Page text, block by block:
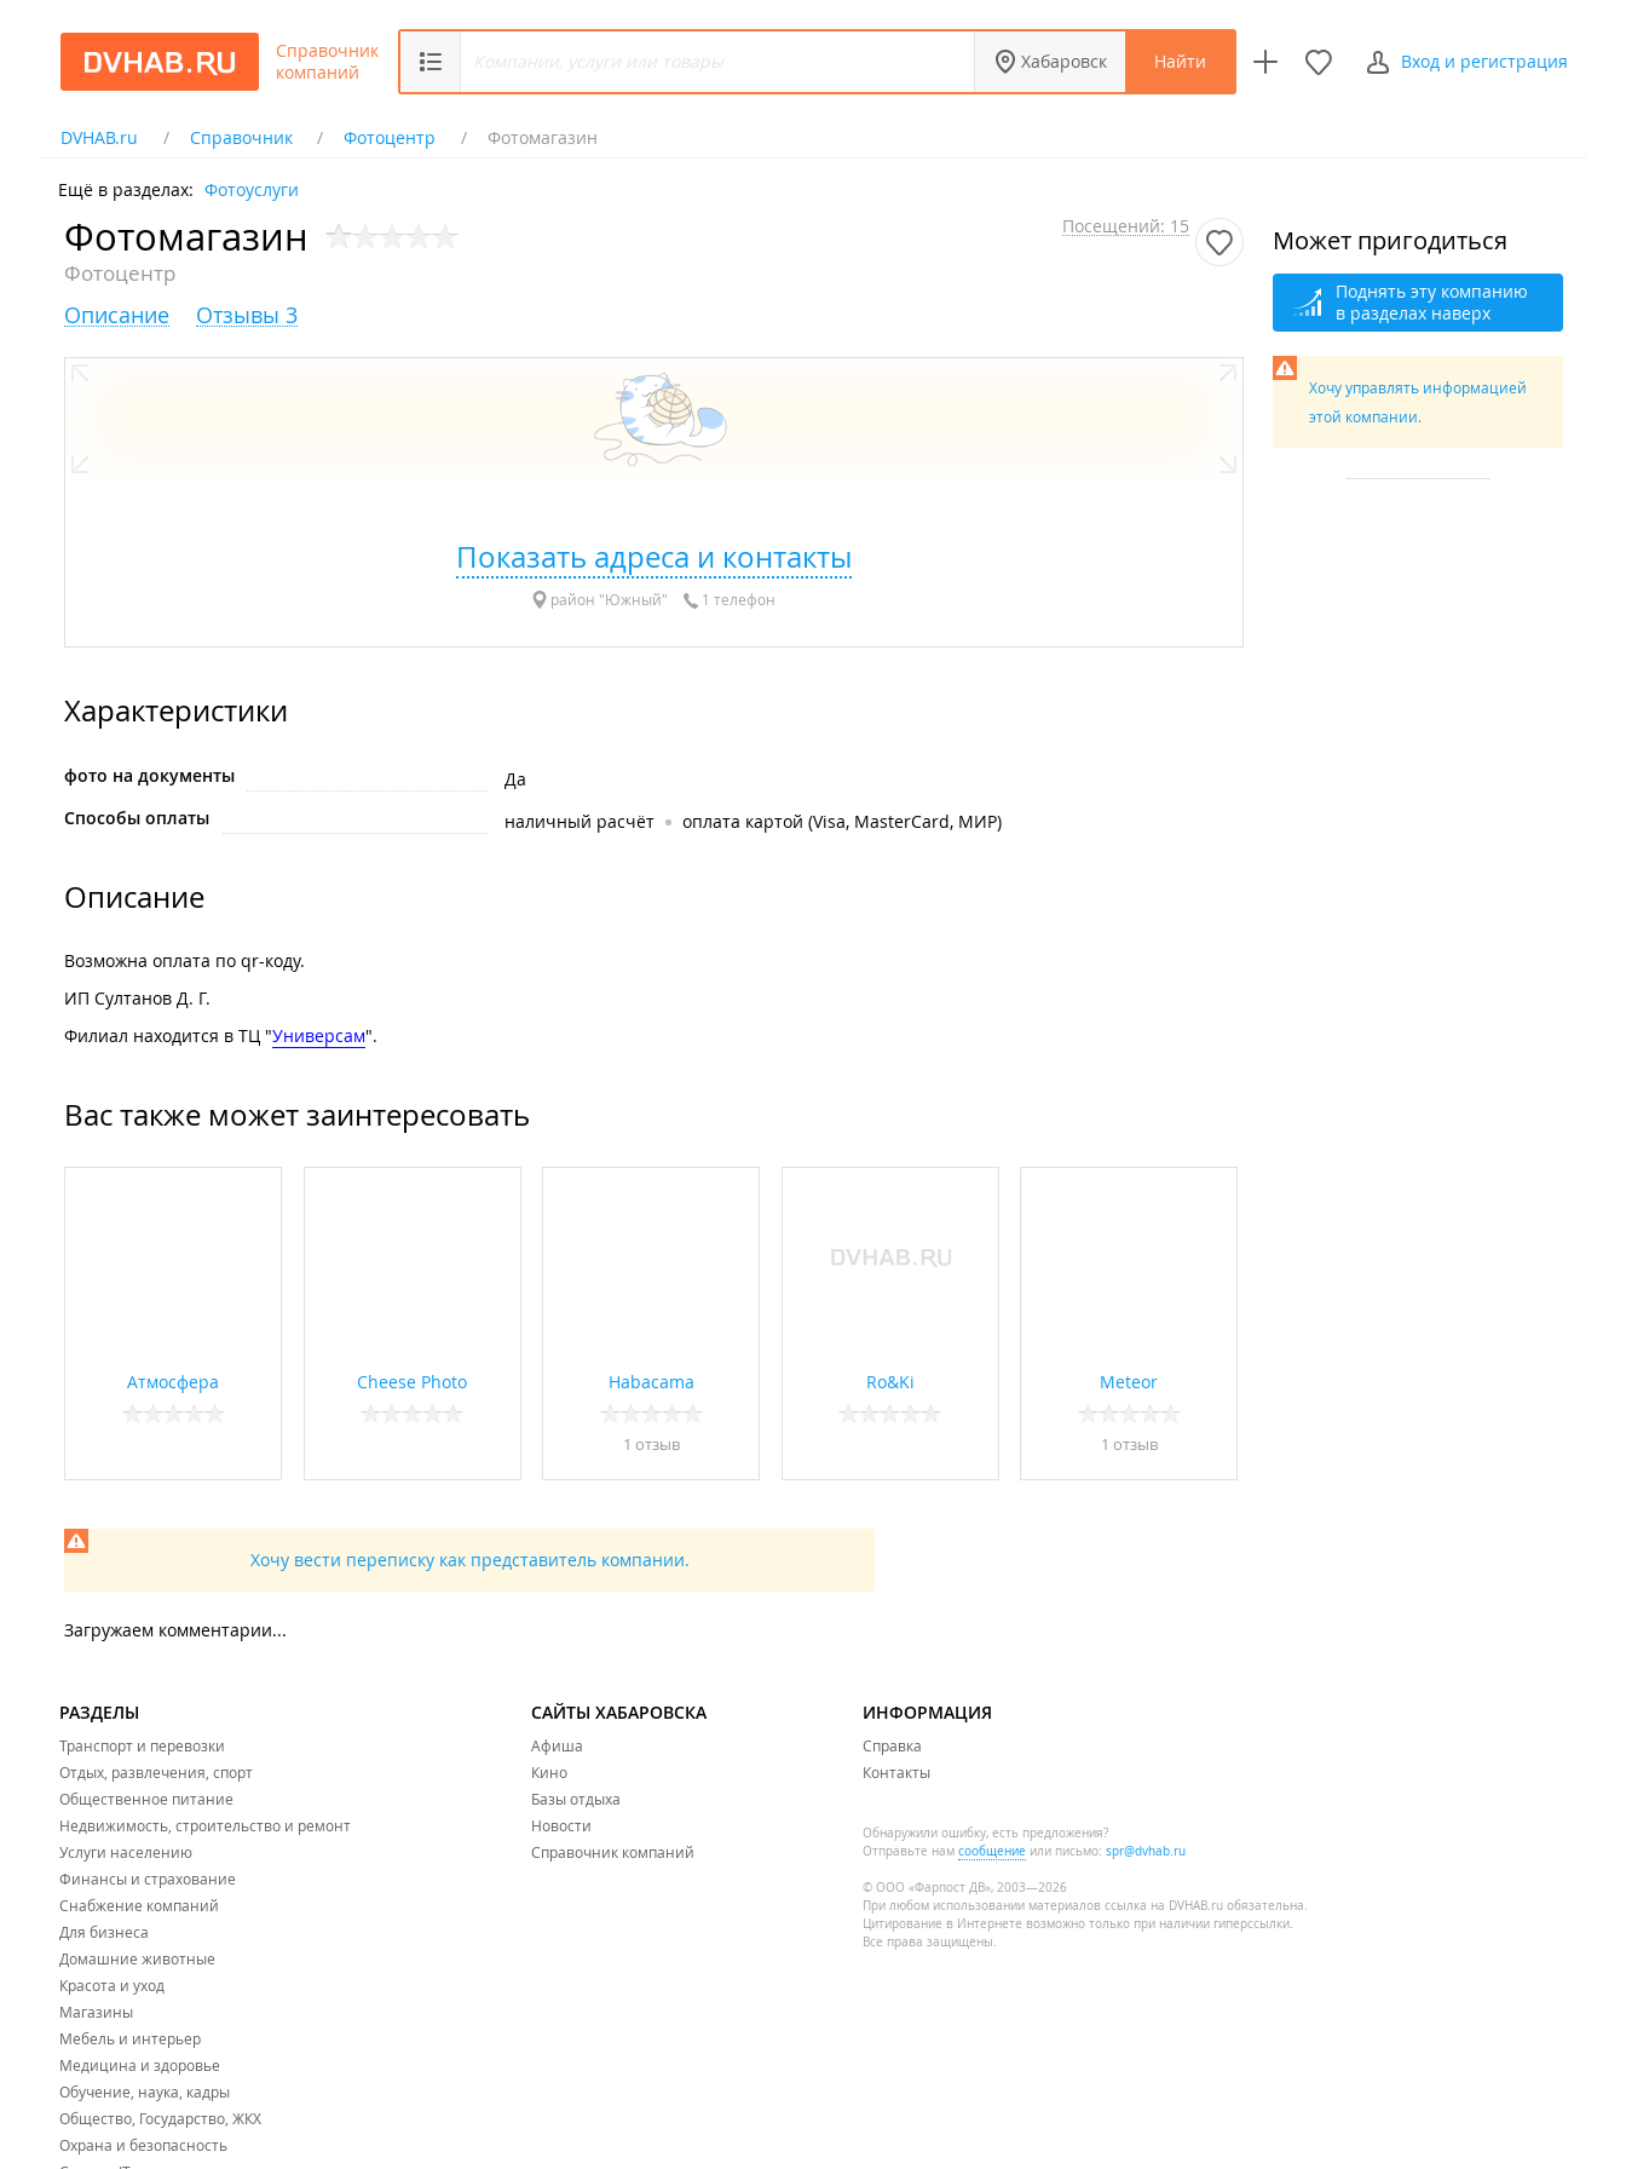
Справочник
компаний
Хабаровск Найти Вход и регистрация
DVHAB.ru Справочник Фотоцентр Фотомагазин
Ещё в разделах: Фотоуслуги
Фотомагазин
Фотоцентр
Посещений: 15
Описание Отзывы 3
Показать адреса и контакты
район "Южный" 1 телефон
Характеристики
фото на документы
Да
Способы оплаты
наличный расчёт оплата картой (Visa, MasterCard, МИР)
Описание
Возможна оплата по qr-коду.
ИП Султанов Д. Г.
Филиал находится в ТЦ "Универсам".
Вас также может заинтересовать
Атмосфера Cheese Photo Habacama
1 отзыв
Ro&Ki Meteor
1 отзыв
Хочу вести переписку как представитель компании.
Загружаем комментарии...
Может пригодиться
Поднять эту компанию
в разделах наверх
Хочу управлять информацией
этой компании.
РАЗДЕЛЫ
Транспорт и перевозки
Отдых, развлечения, спорт
Общественное питание
Недвижимость, строительство и ремонт
Услуги населению
Финансы и страхование
Снабжение компаний
Для бизнеса
Домашние животные
Красота и уход
Магазины
Мебель и интерьер
Медицина и здоровье
Обучение, наука, кадры
Общество, Государство, ЖКХ
Охрана и безопасность
САЙТЫ ХАБАРОВСКА
Афиша
Кино
Базы отдыха
Новости
Справочник компаний
ИНФОРМАЦИЯ
Справка
Контакты
Обнаружили ошибку, есть предложения?
Отправьте нам сообщение или письмо: spr@dvhab.ru
© ООО «Фарпост ДВ», 2003—2026
При любом использовании материалов ссылка на DVHAB.ru обязательна.
Цитирование в Интернете возможно только при наличии гиперссылки.
Все права защищены.